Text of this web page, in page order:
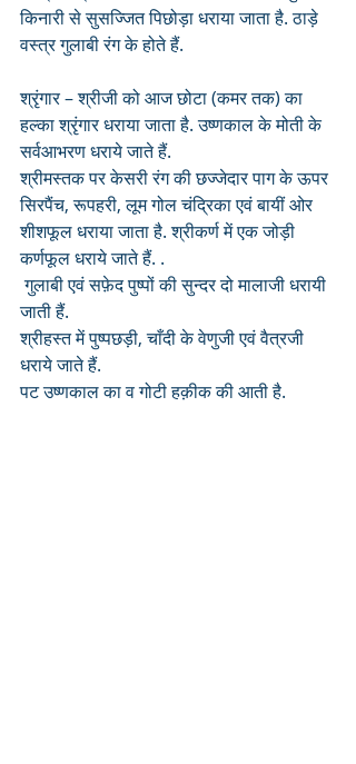
किनारी से सुसज्जित पिछोड़ा धराया जाता है. ठाड़े
वस्त्र गुलाबी रंग के होते हैं.
श्रृंगार – श्रीजी को आज छोटा (कमर तक) का
हल्का श्रृंगार धराया जाता है. उष्णकाल के मोती के
सर्वआभरण धराये जाते हैं.
श्रीमस्तक पर केसरी रंग की छज्जेदार पाग के ऊपर
सिरपैंच, रूपहरी, लूम गोल चंद्रिका एवं बायीं ओर
शीशफूल धराया जाता है. श्रीकर्ण में एक जोड़ी
कर्णफूल धराये जाते हैं. .
गुलाबी एवं सफ़ेद पुष्पों की सुन्दर दो मालाजी धरायी
जाती हैं.
श्रीहस्त में पुष्पछड़ी, चाँदी के वेणुजी एवं वैत्रजी
धराये जाते हैं.
पट उष्णकाल का व गोटी हक़ीक की आती है.